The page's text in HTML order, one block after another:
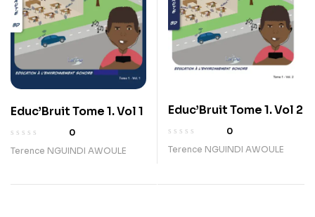
Educ’Bruit Tome 1. Vol 1
0
Terence NGUINDI AWOULE
Educ’Bruit Tome 1. Vol 2
0
Terence NGUINDI AWOULE